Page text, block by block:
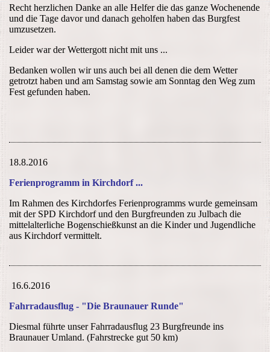
Recht herzlichen Danke an alle Helfer die das ganze Wochenende
und die Tage davor und danach geholfen haben das Burgfest
umzusetzen.
Leider war der Wettergott nicht mit uns ...
Bedanken wollen wir uns auch bei all denen die dem Wetter
getrotzt haben und am Samstag sowie am Sonntag den Weg zum
Fest gefunden haben.
18.8.2016
Ferienprogramm in Kirchdorf ...
Im Rahmen des Kirchdorfes Ferienprogramms wurde gemeinsam
mit der SPD Kirchdorf und den Burgfreunden zu Julbach die
mittelalterliche Bogenschießkunst an die Kinder und Jugendliche
aus Kirchdorf vermittelt.
16.6.2016
Fahrradausflug - "Die Braunauer Runde"
Diesmal führte unser Fahrradausflug 23 Burgfreunde ins
Braunauer Umland. (Fahrstrecke gut 50 km)